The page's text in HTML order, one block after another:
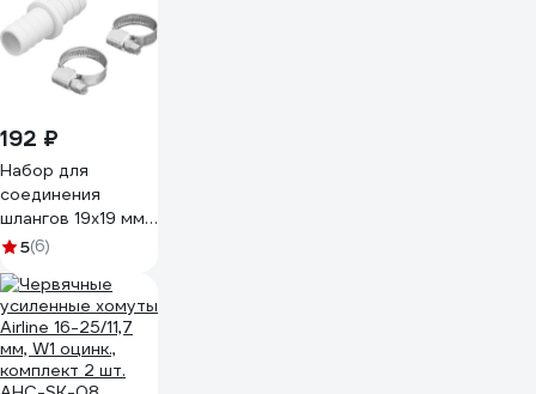
192 ₽
Набор для
соединения
шлангов 19x19 мм
с хомутами 16х25
4WG_1919_1625_02H
5(6)